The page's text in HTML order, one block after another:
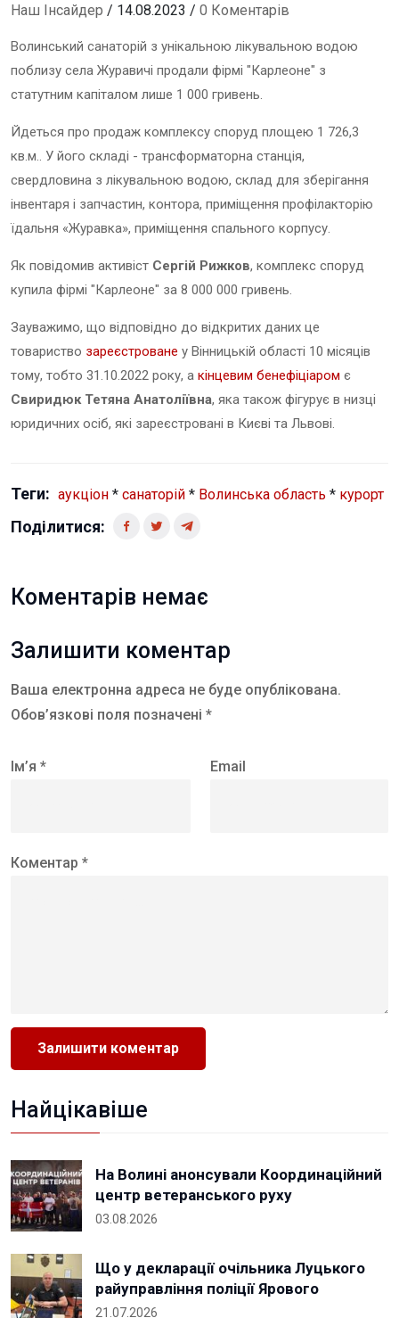
Наш Інсайдер / 14.08.2023 / 0 Коментарів
Волинський санаторій з унікальною лікувальною водою
поблизу села Журавичі продали фірмі "Карлеоне" з
статутним капіталом лише 1 000 гривень.
Йдеться про продаж комплексу споруд площею 1 726,3
кв.м.. У його складі - трансформаторна станція,
свердловина з лікувальною водою, склад для зберігання
інвентаря і запчастин, контора, приміщення профілакторію
їдальня «Журавка», приміщення спального корпусу.
Як повідомив активіст Сергій Рижков, комплекс споруд
купила фірмі "Карлеоне" за 8 000 000 гривень.
Зауважимо, що відповідно до відкритих даних це
товариство зареєстроване у Вінницькій області 10 місяців
тому, тобто 31.10.2022 року, а кінцевим бенефіціаром є
Свиридюк Тетяна Анатоліївна, яка також фігурує в низці
юридичних осіб, які зареєстровані в Києві та Львові.
Теги: аукціон * санаторій * Волинська область * курорт
Поділитися:
Коментарів немає
Залишити коментар
Ваша електронна адреса не буде опублікована.
Обов’язкові поля позначені *
Ім’я * Email
Коментар *
Найцікавіше
На Волині анонсували Координаційний
центр ветеранського руху
03.08.2026
Що у декларації очільника Луцького
райуправління поліції Ярового
21.07.2026